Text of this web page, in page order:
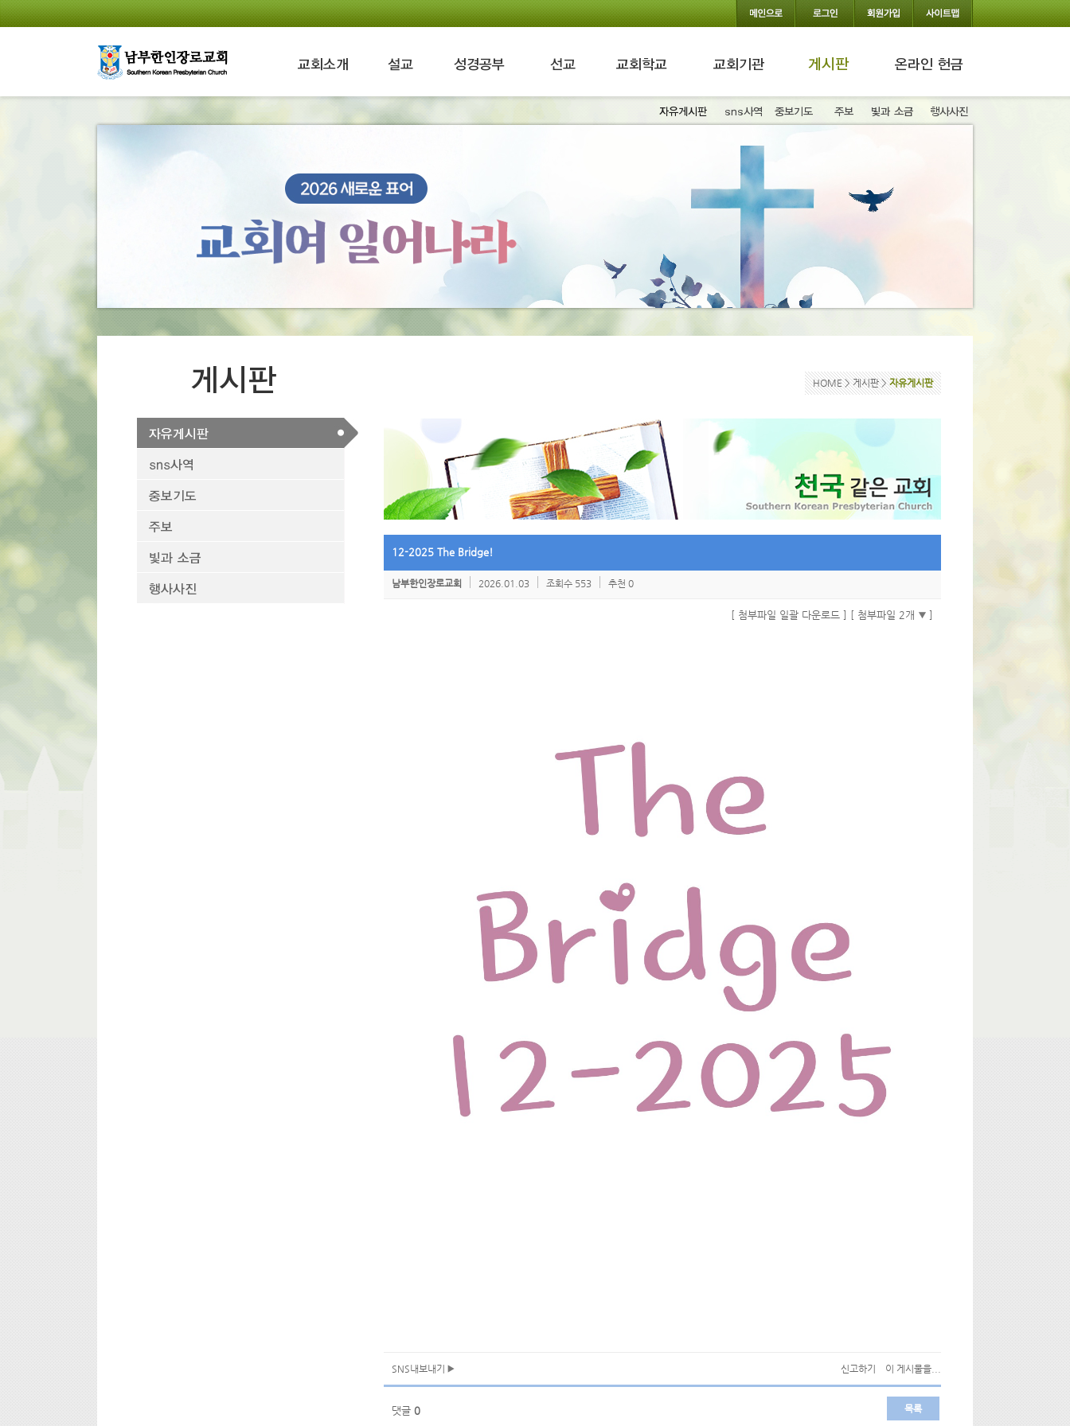
HOME >게시판>자유게시판
12-2025 The Bridge!
남부한인장로교회 2026.01.03 조회수 553 추천 0
[ 첨부파일 일괄 다운로드 ] [ 첨부파일 2개 ]
SNS내보내기 신고하기 이 게시물을...
댓글 0 목록